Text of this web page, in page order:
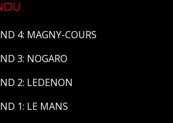
4: MAGNY-COURS
3: NOGARO
2: LEDENON
1: LE MANS